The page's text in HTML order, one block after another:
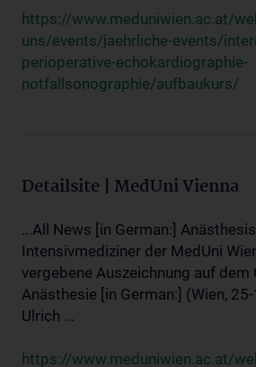
https://www.meduniwien.ac.at/
uns/events/jaehrliche-events/
perioperative-echokardiographie-
notfallsonographie/aufbaukurs/
Detailsite | MedUni Vienna
...All News [in German:]
Intensivmediziner der MedUni
vergebene Auszeichnung auf dem
Anästhesie [in German:] (Wien,
Ulrich ...
https://www.meduniwien.ac.at/